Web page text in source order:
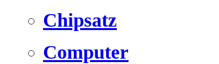
Chipsatz
Computer